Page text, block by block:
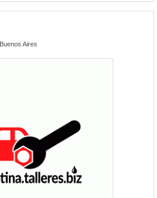
Aires